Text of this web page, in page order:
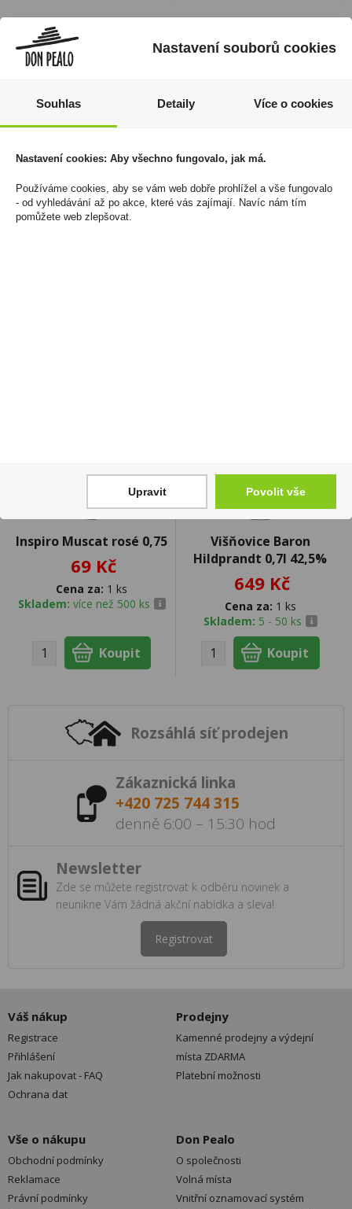
Red Mauritius Cherry
0,7l 40%
Velo Original Cherry Ice
Inspiro Muscat rosé 0,75
69 Kč
Cena za: 1 ks
Skladem: více než 500 ks
Višňovice Baron
Hildprandt 0,7l 42,5%
649 Kč
Cena za: 1 ks
Skladem: 5 - 50 ks
Rozsáhlá síť prodejen
Zákaznická linka
+420 725 744 315
denně 6:00 – 15:30 hod
Newsletter
Zde se můžete registrovat k odběru novinek a
neunikne Vám žádná akční nabídka a sleva!
Registrovat
Váš nákup
Registrace
Přihlášení
Jak nakupovat - FAQ
Ochrana dat
Prodejny
Kamenné prodejny a výdejní
místa ZDARMA
Platební možnosti
Vše o nákupu
Obchodní podmínky
Reklamace
Právní podmínky
Don Pealo
O společnosti
Volná místa
Vnitřní oznamovací systém
Nastavení souborů cookies
Souhlas Detaily Více o cookies
Nastavení cookies: Aby všechno fungovalo, jak má.
Používáme cookies, aby se vám web dobře prohlížel a vše fungovalo
- od vyhledávání až po akce, které vás zajímají. Navíc nám tím
pomůžete web zlepšovat.
Upravit Povolit vše